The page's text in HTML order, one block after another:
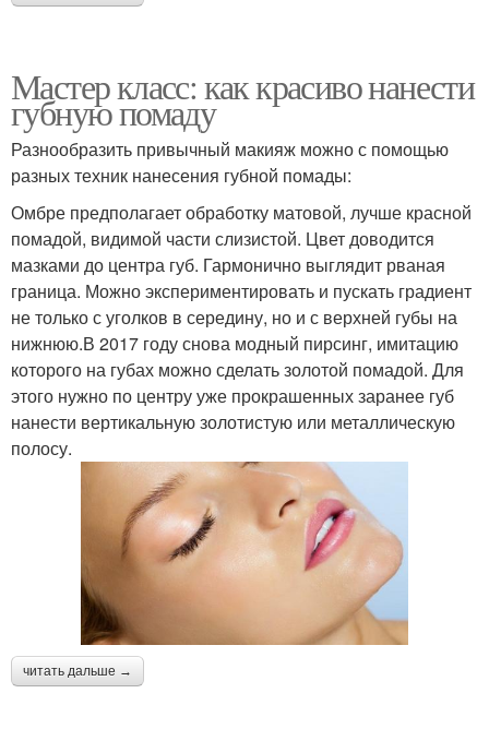
Мастер класс: как красиво нанести
губную помаду
Разнообразить привычный макияж можно с помощью
разных техник нанесения губной помады:
Омбре предполагает обработку матовой, лучше красной
помадой, видимой части слизистой. Цвет доводится
мазками до центра губ. Гармонично выглядит рваная
граница. Можно экспериментировать и пускать градиент
не только с уголков в середину, но и с верхней губы на
нижнюю.В 2017 году снова модный пирсинг, имитацию
которого на губах можно сделать золотой помадой. Для
этого нужно по центру уже прокрашенных заранее губ
нанести вертикальную золотистую или металлическую
полосу.
читать дальше →